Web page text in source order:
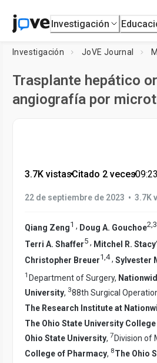
Investigación
Investigación JoVE Journal
Trasplante hepático
angiografía por
3.7K vistas•Citado 2 veces•09:23
22 de septiembre de 2023 • 3.7K
Qiang Zeng1 , Doug A. Gouchoe2,3
Terri A. Shaffer5 , Mitchel R. Stacy
Christopher Breuer1,4, Sylvester
1 Department of Surgery,
University, 388th Surgical
The Research Institute at
The Ohio State University
Ohio State University, 7 Division of
College of Pharmacy, 8The Ohio